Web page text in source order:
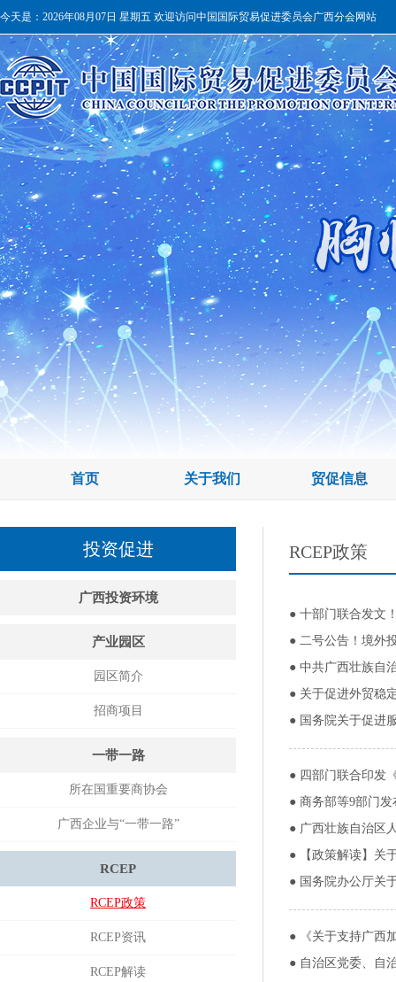
今天是： 2026年08月07日 星期五 欢迎访问中国国际贸易促进委员会广西分会网站
首页 关于我们 贸促信息
投资促进
广西投资环境
产业园区
园区简介
招商项目
一带一路
所在国重要商协会
广西企业与“一带一路”
RCEP
RCEP政策
RCEP资讯
RCEP解读
RCEP政策
● 十部门联合发文
● 二号公告！境外
● 中共广西壮族自
● 关于促进外贸稳
● 国务院关于促进
● 四部门联合印发
● 商务部等9部门
● 广西壮族自治区
●
【政策解读】关
● 国务院办公厅关
●
《关于支持广西
● 自治区党委、自